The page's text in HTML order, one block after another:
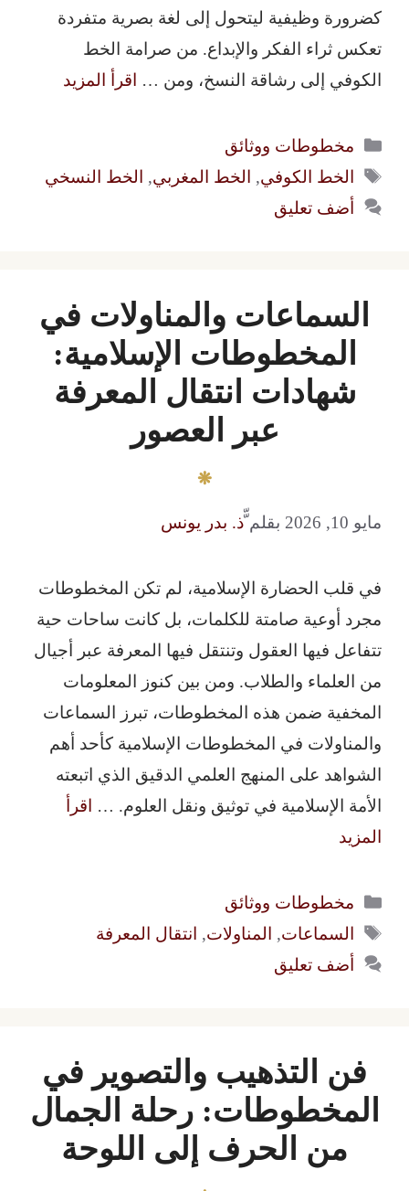
كضرورة وظيفية ليتحول إلى لغة بصرية متفردة
تعكس ثراء الفكر والإبداع. من صرامة الخط
الكوفي إلى رشاقة النسخ، ومن …
اقرأ المزيد
التصنيفات
مخطوطات ووثائق
الوسوم
الخط الكوفي, الخط المغربي,
الخط النسخي
أضف تعليق
السماعات والمناولات في
المخطوطات الإسلامية:
شهادات انتقال المعرفة
عبر العصور
مايو 10, 2026 بقلمّّذ. بدر يونس
في قلب الحضارة الإسلامية، لم تكن المخطوطات
مجرد أوعية صامتة للكلمات، بل كانت ساحات حية
تتفاعل فيها العقول وتنتقل فيها المعرفة عبر أجيال
من العلماء والطلاب. ومن بين كنوز المعلومات
المخفية ضمن هذه المخطوطات، تبرز السماعات
والمناولات في المخطوطات الإسلامية كأحد أهم
الشواهد على المنهج العلمي الدقيق الذي اتبعته
الأمة الإسلامية في توثيق ونقل العلوم. … اقرأ
المزيد
التصنيفات
مخطوطات ووثائق
الوسوم
السماعات, المناولات, انتقال المعرفة
أضف تعليق
فن التذهيب والتصوير في
المخطوطات: رحلة الجمال
من الحرف إلى اللوحة